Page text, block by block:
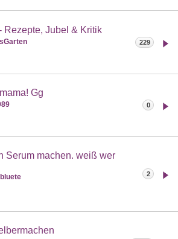
Rezepte, Jubel & Kritik
229
Gg
0
Serum machen. weiß wer
2